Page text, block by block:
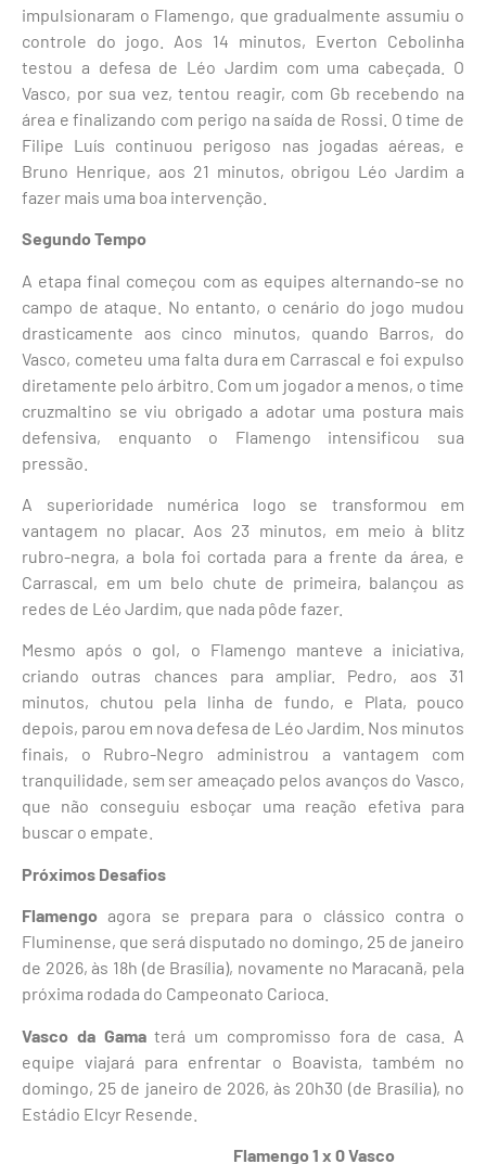
impulsionaram o Flamengo, que gradualmente assumiu o
controle do jogo. Aos 14 minutos, Everton Cebolinha
testou a defesa de Léo Jardim com uma cabeçada. O
Vasco, por sua vez, tentou reagir, com Gb recebendo na
área e finalizando com perigo na saída de Rossi. O time de
Filipe Luís continuou perigoso nas jogadas aéreas, e
Bruno Henrique, aos 21 minutos, obrigou Léo Jardim a
fazer mais uma boa intervenção.
Segundo Tempo
A etapa final começou com as equipes alternando-se no
campo de ataque. No entanto, o cenário do jogo mudou
drasticamente aos cinco minutos, quando Barros, do
Vasco, cometeu uma falta dura em Carrascal e foi expulso
diretamente pelo árbitro. Com um jogador a menos, o time
cruzmaltino se viu obrigado a adotar uma postura mais
defensiva, enquanto o Flamengo intensificou sua
pressão.
A superioridade numérica logo se transformou em
vantagem no placar. Aos 23 minutos, em meio à blitz
rubro-negra, a bola foi cortada para a frente da área, e
Carrascal, em um belo chute de primeira, balançou as
redes de Léo Jardim, que nada pôde fazer.
Mesmo após o gol, o Flamengo manteve a iniciativa,
criando outras chances para ampliar. Pedro, aos 31
minutos, chutou pela linha de fundo, e Plata, pouco
depois, parou em nova defesa de Léo Jardim. Nos minutos
finais, o Rubro-Negro administrou a vantagem com
tranquilidade, sem ser ameaçado pelos avanços do Vasco,
que não conseguiu esboçar uma reação efetiva para
buscar o empate.
Próximos Desafios
Flamengo agora se prepara para o clássico contra o
Fluminense, que será disputado no domingo, 25 de janeiro
de 2026, às 18h (de Brasília), novamente no Maracanã, pela
próxima rodada do Campeonato Carioca.
Vasco da Gamaterá um compromisso fora de casa. A
equipe viajará para enfrentar o Boavista, também no
domingo, 25 de janeiro de 2026, às 20h30 (de Brasília), no
Estádio Elcyr Resende.
Flamengo 1 x 0 Vasco